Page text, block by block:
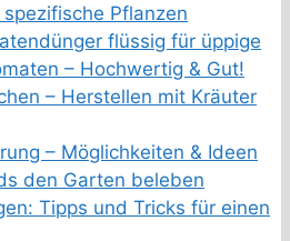
Pflanzen
flüssig für üppige
– Hochwertig & Gut!
– Herstellen mit Kräuter
– Möglichkeiten & Ideen
den Garten beleben
Tipps und Tricks für einen